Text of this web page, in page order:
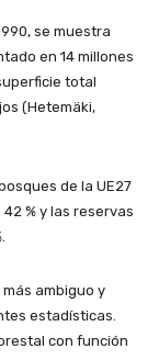
se muestra
en 14 millones
total
(Hetemäki,
de la UE27
% y las reservas
ambiguo y
estadísticas.
con función